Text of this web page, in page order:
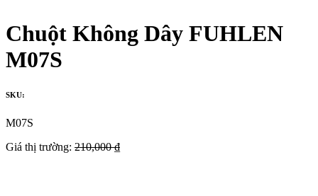
Chuột Không Dây FUHLEN
M07S
SKU:
M07S
Giá thị trường: 210,000 ₫